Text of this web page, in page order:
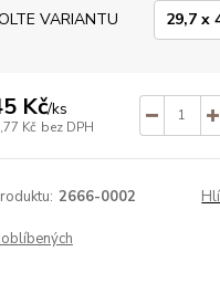
VARIANTU
Kč/ks
Kč bez DPH
2666-0002